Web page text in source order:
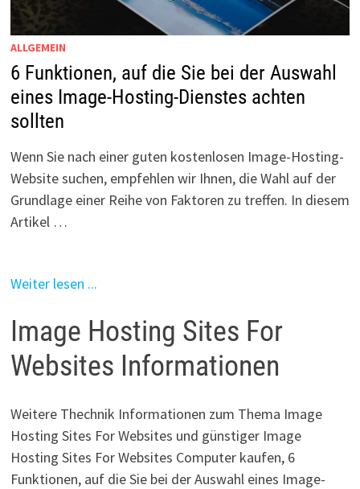
ALLGEMEIN
6 Funktionen, auf die Sie bei der Auswahl
eines Image-Hosting-Dienstes achten
sollten
Wenn Sie nach einer guten kostenlosen Image-Hosting-
Website suchen, empfehlen wir Ihnen, die Wahl auf der
Grundlage einer Reihe von Faktoren zu treffen. In diesem
Artikel …
Weiter lesen ...
Image Hosting Sites For
Websites Informationen
Weitere Thechnik Informationen zum Thema Image
Hosting Sites For Websites und günstiger Image
Hosting Sites For Websites Computer kaufen, 6
Funktionen, auf die Sie bei der Auswahl eines Image-